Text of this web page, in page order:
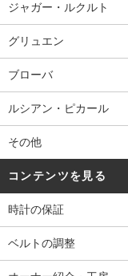
ジャガー・ルクルト
グリュエン
ブローバ
ルシアン・ピカール
その他
コンテンツを見る
時計の保証
ベルトの調整